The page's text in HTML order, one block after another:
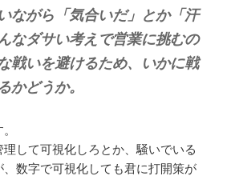
ながら「気合いだ」とか「汗
なダサい考えで営業に挑むの
戦いを避けるため、いかに戦
かどうか。
して可視化しろとか、騒いでいる
数字で可視化しても君に打開策が